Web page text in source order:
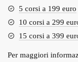
5 corsi a 199 euro
10 corsi a 299
15 corsi a 399
Per maggiori